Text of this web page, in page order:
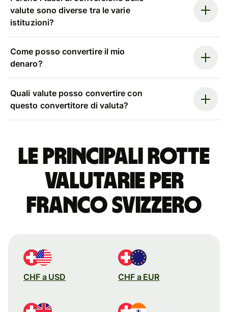
valute sono diverse tra le varie
istituzioni?
Come posso convertire il mio
denaro?
Quali valute posso convertire con
questo convertitore di valuta?
Le principali rotte
valutarie per
franco svizzero
CHF a USD CHF a EUR